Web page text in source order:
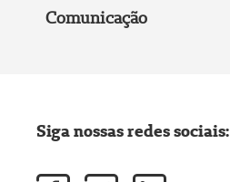
Comunicação
Siga nossas redes sociais: